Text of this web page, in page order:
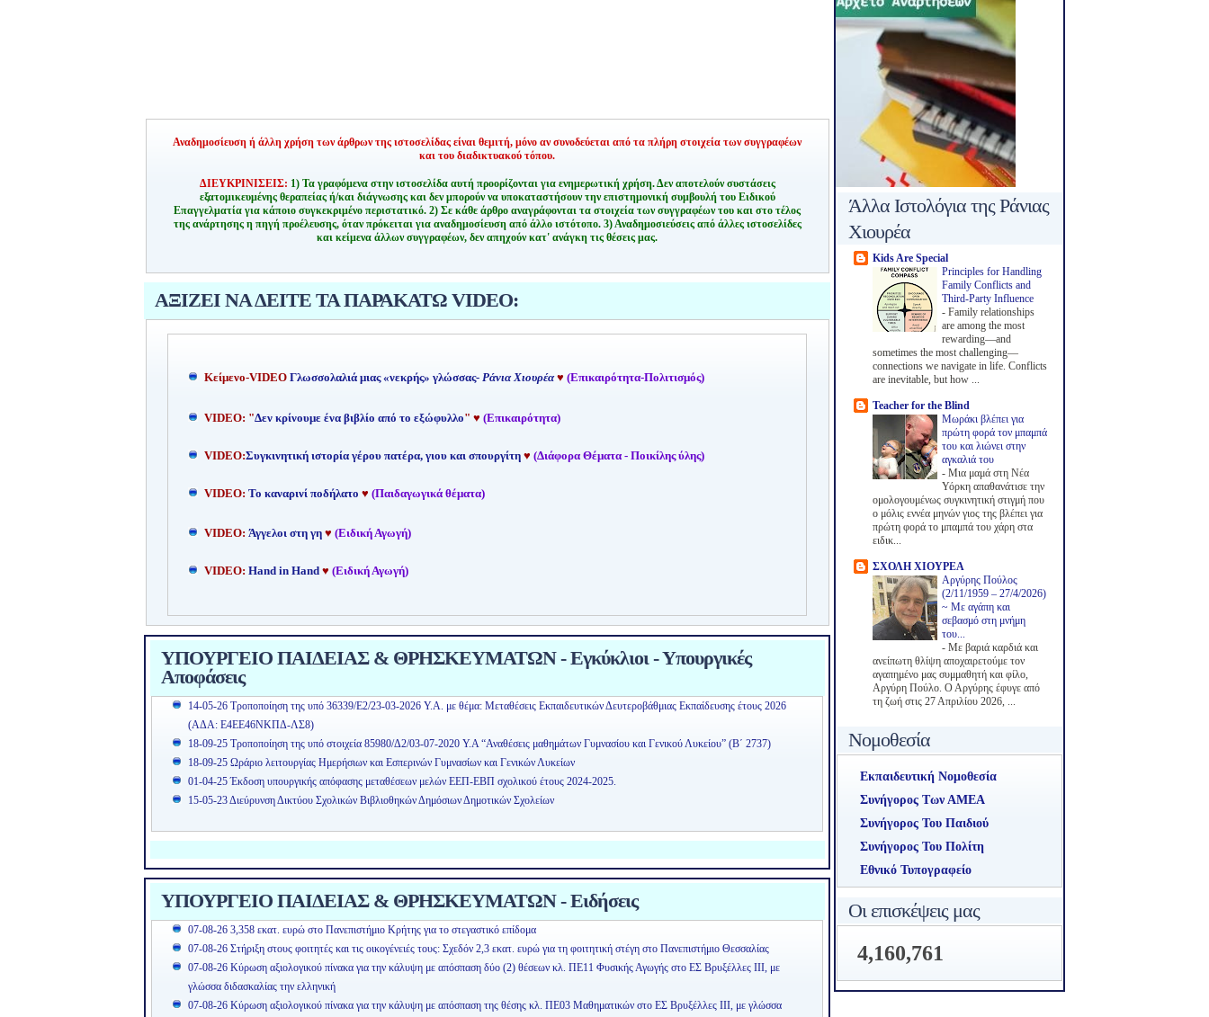
Αναδημοσίευση ή άλλη χρήση των άρθρων της ιστοσελίδας είναι θεμιτή, μόνο αν συνοδεύεται από τα πλήρη στοιχεία των συγγραφέων
και του διαδικτυακού τόπου.
ΔΙΕΥΚΡΙΝΙΣΕΙΣ: 1) Τα γραφόμενα στην ιστοσελίδα αυτή προορίζονται για ενημερωτική χρήση. Δεν αποτελούν συστάσεις
εξατομικευμένης θεραπείας ή/και διάγνωσης και δεν μπορούν να υποκαταστήσουν την επιστημονική συμβουλή του Ειδικού
Επαγγελματία για κάποιο συγκεκριμένο περιστατικό. 2) Σε κάθε άρθρο αναγράφονται τα στοιχεία των συγγραφέων του και στο τέλος
της ανάρτησης η πηγή προέλευσης, όταν πρόκειται για αναδημοσίευση από άλλο ιστότοπο. 3) Αναδημοσιεύσεις από άλλες ιστοσελίδες
και κείμενα άλλων συγγραφέων, δεν απηχούν κατ' ανάγκη τις θέσεις μας.
ΑΞΙΖΕΙ ΝΑ ΔΕΙΤΕ ΤΑ ΠΑΡΑΚΑΤΩ VIDEO:
Kείμενο-VIDEO Γλωσσολαλιά μιας «νεκρής» γλώσσας- Ράνια Χιουρέα ♥ (Επικαιρότητα-Πολιτισμός)
VIDEO: "Δεν κρίνουμε ένα βιβλίο από το εξώφυλλο" ♥ (Επικαιρότητα)
VIDEO:Συγκινητική ιστορία γέρου πατέρα, γιου και σπουργίτη ♥ (Διάφορα Θέματα - Ποικίλης ύλης)
VIDEO: Το καναρινί ποδήλατο ♥ (Παιδαγωγικά θέματα)
VIDEO: Άγγελοι στη γη ♥ (Ειδική Αγωγή)
VIDEO: Hand in Hand♥ (Ειδική Αγωγή)
ΥΠΟΥΡΓΕΙΟ ΠΑΙΔΕΙΑΣ & ΘΡΗΣΚΕΥΜΑΤΩΝ - Εγκύκλιοι - Υπουργικές
Αποφάσεις
14-05-26 Τροποποίηση της υπό 36339/Ε2/23-03-2026 Υ.Α. με θέμα: Μεταθέσεις Εκπαιδευτικών Δευτεροβάθμιας Εκπαίδευσης έτους 2026
(ΑΔΑ: Ε4ΕΕ46ΝΚΠΔ-ΛΣ8)
18-09-25 Τροποποίηση της υπό στοιχεία 85980/Δ2/03-07-2020 Υ.Α “Αναθέσεις μαθημάτων Γυμνασίου και Γενικού Λυκείου” (Β΄ 2737)
18-09-25 Ωράριο λειτουργίας Ημερήσιων και Εσπερινών Γυμνασίων και Γενικών Λυκείων
01-04-25 Έκδοση υπουργικής απόφασης μεταθέσεων μελών ΕΕΠ-ΕΒΠ σχολικού έτους 2024-2025.
15-05-23 Διεύρυνση Δικτύου Σχολικών Βιβλιοθηκών Δημόσιων Δημοτικών Σχολείων
ΥΠΟΥΡΓΕΙΟ ΠΑΙΔΕΙΑΣ & ΘΡΗΣΚΕΥΜΑΤΩΝ - Ειδήσεις
07-08-26 3,358 εκατ. ευρώ στο Πανεπιστήμιο Κρήτης για το στεγαστικό επίδομα
07-08-26 Στήριξη στους φοιτητές και τις οικογένειές τους: Σχεδόν 2,3 εκατ. ευρώ για τη φοιτητική στέγη στο Πανεπιστήμιο Θεσσαλίας
07-08-26 Κύρωση αξιολογικού πίνακα για την κάλυψη με απόσπαση δύο (2) θέσεων κλ. ΠΕ11 Φυσικής Αγωγής στο ΕΣ Βρυξέλλες ΙΙΙ, με
γλώσσα διδασκαλίας την ελληνική
07-08-26 Κύρωση αξιολογικού πίνακα για την κάλυψη με απόσπαση της θέσης κλ. ΠΕ03 Μαθηματικών στο ΕΣ Βρυξέλλες ΙΙΙ, με γλώσσα
Άλλα Ιστολόγια της Ράνιας
Χιουρέα
Kids Are Special
Principles for Handling
Family Conflicts and
Third-Party Influence
- Family relationships
are among the most
rewarding—and
sometimes the most challenging—
connections we navigate in life. Conflicts
are inevitable, but how ...
Teacher for the Blind
Μωράκι βλέπει για
πρώτη φορά τον μπαμπά
του και λιώνει στην
αγκαλιά του
- Μια μαμά στη Νέα
Υόρκη απαθανάτισε την
ομολογουμένως συγκινητική στιγμή που
ο μόλις εννέα μηνών γιος της βλέπει για
πρώτη φορά το μπαμπά του χάρη στα
ειδικ...
ΣΧΟΛΗ ΧΙΟΥΡΕΑ
Αργύρης Πούλος
(2/11/1959 – 27/4/2026)
~ Με αγάπη και
σεβασμό στη μνήμη
του...
- Με βαριά καρδιά και
ανείπωτη θλίψη αποχαιρετούμε τον
αγαπημένο μας συμμαθητή και φίλο,
Αργύρη Πούλο. Ο Αργύρης έφυγε από
τη ζωή στις 27 Απριλίου 2026, ...
Νομοθεσία
Εκπαιδευτική Νομοθεσία
Συνήγορος Των ΑΜΕΑ
Συνήγορος Του Παιδιού
Συνήγορος Του Πολίτη
Εθνικό Τυπογραφείο
Οι επισκέψεις μας
4,160,761